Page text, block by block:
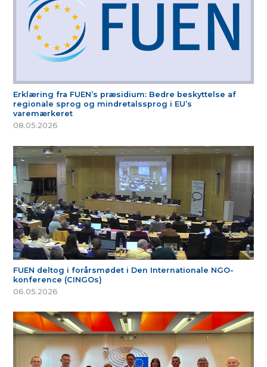
Erklæring fra FUEN’s præsidium: Bedre beskyttelse af
regionale sprog og mindretalssprog i EU’s
varemærkeret
08.05.2026
FUEN deltog i forårsmødet i Den Internationale NGO-
konference (CINGOs)
06.05.2026